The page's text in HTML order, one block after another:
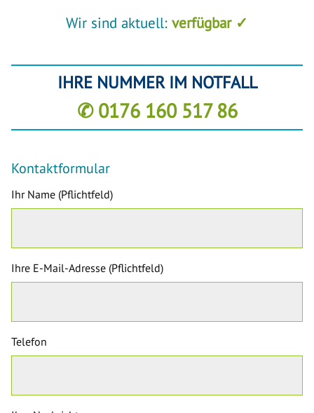
Wir sind aktuell: verfügbar ✓
IHRE NUMMER IM NOTFALL
✆ 0176 160 517 86
Kontaktformular
Ihr Name (Pflichtfeld)
Ihre E-Mail-Adresse (Pflichtfeld)
Telefon